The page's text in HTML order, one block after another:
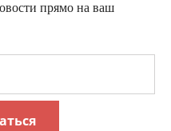
прямо на ваш